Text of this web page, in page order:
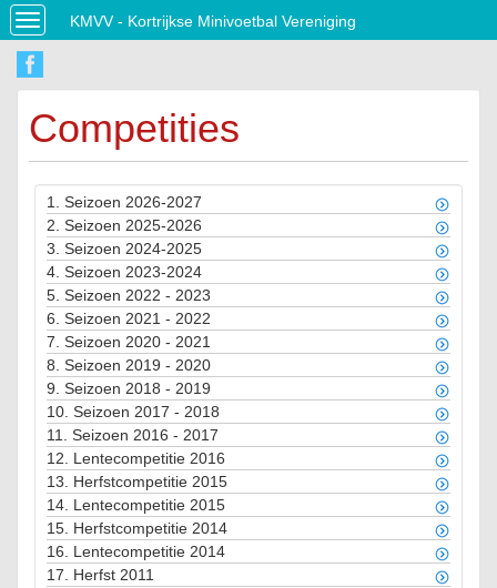
Toggle
navigation
KMVV - Kortrijkse Minivoetbal Vereniging
Competities
1. Seizoen 2026-2027
2. Seizoen 2025-2026
3. Seizoen 2024-2025
4. Seizoen 2023-2024
5. Seizoen 2022 - 2023
6. Seizoen 2021 - 2022
7. Seizoen 2020 - 2021
8. Seizoen 2019 - 2020
9. Seizoen 2018 - 2019
10. Seizoen 2017 - 2018
11. Seizoen 2016 - 2017
12. Lentecompetitie 2016
13. Herfstcompetitie 2015
14. Lentecompetitie 2015
15. Herfstcompetitie 2014
16. Lentecompetitie 2014
17. Herfst 2011